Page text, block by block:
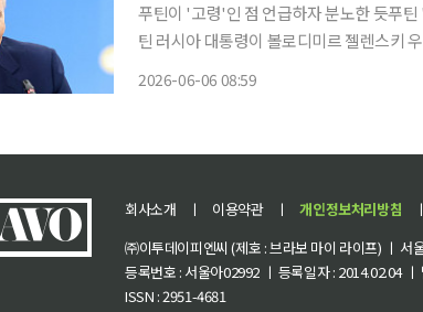
푸틴이 '고령'인 점 언급하자 분노한 듯푸틴 "러시
틴 러시아 대통령이 볼로디미르 젤렌스키
2026-06-06 08:59
회사소개 ㅣ 이용약관 ㅣ 개인정보처리방침 ㅣ
㈜이투데이피엔씨 (제호 : 브라보 마이 라이프) ㅣ
등록번호 : 서울아02992 ㅣ 등록일자 : 2014.02.04
ISSN : 2951-4681